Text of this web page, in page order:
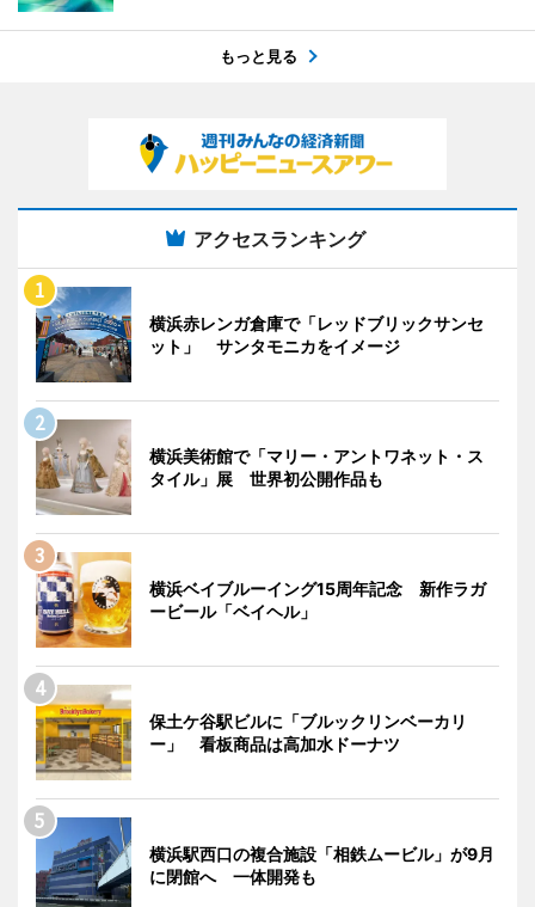
もっと見る
アクセスランキング
横浜赤レンガ倉庫で「レッドブリックサンセ
ット」 サンタモニカをイメージ
横浜美術館で「マリー・アントワネット・ス
タイル」展 世界初公開作品も
横浜ベイブルーイング15周年記念 新作ラガ
ービール「ベイヘル」
保土ケ谷駅ビルに「ブルックリンベーカリ
ー」 看板商品は高加水ドーナツ
横浜駅西口の複合施設「相鉄ムービル」が9月
に閉館へ 一体開発も